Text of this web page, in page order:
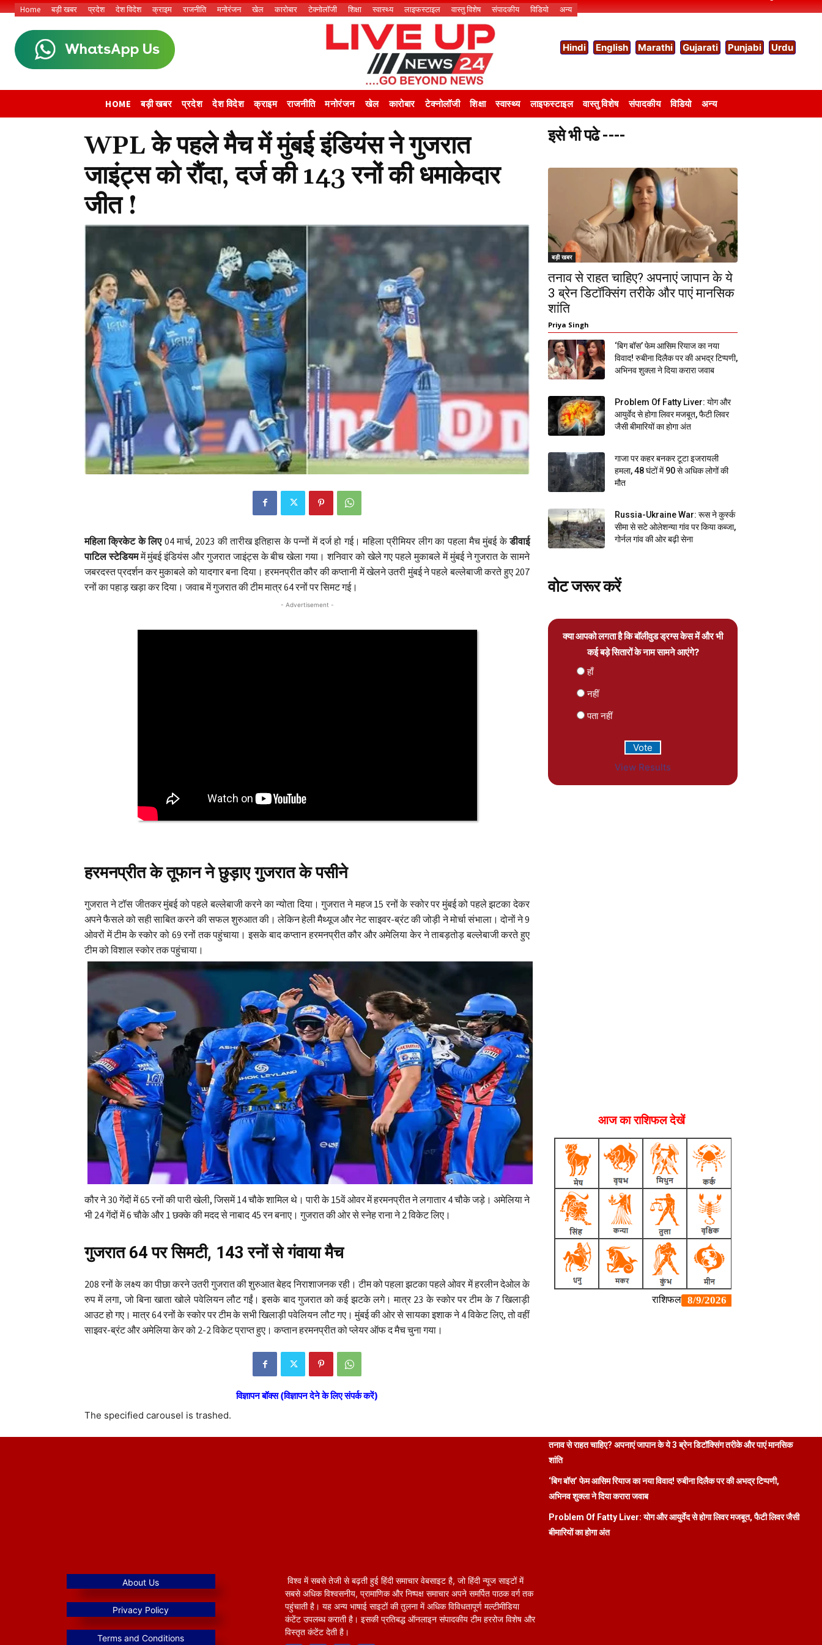
Home बड़ी खबर प्रदेश देश विदेश क्राइम राजनीति मनोरंजन खेल कारोबार टेक्नोलॉजी शिक्षा स्वास्थ्य लाइफस्टाइल वास्तु विशेष संपादकीय विडियो अन्य
Hindi English Marathi Gujarati Punjabi Urdu
HOME बड़ी खबर प्रदेश देश विदेश क्राइम राजनीति मनोरंजन खेल कारोबार टेक्नोलॉजी शिक्षा स्वास्थ्य लाइफस्टाइल वास्तु विशेष संपादकीय विडियो अन्य
WPL के पहले मैच में मुंबई इंडियंस ने गुजरात
जाइंट्स को रौंदा, दर्ज की 143 रनों की धमाकेदार
जीत !
महिला क्रिकेट के लिए04 मार्च, 2023 की तारीख इतिहास के पन्नों में दर्ज हो गई। महिला प्रीमियर लीग का पहला मैच मुंबई केडीवाई
पाटिल स्टेडियममें मुंबई इंडियंस और गुजरात जाइंट्स के बीच खेला गया। शनिवार को खेले गए पहले मुकाबले में मुंबई ने गुजरात के सामने
जबरदस्त प्रदर्शन कर मुकाबले को यादगार बना दिया। हरमनप्रीत कौर की कप्तानी में खेलने उतरी मुंबई ने पहले बल्लेबाजी करते हुए 207
रनों का पहाड़ खड़ा कर दिया। जवाब में गुजरात की टीम मात्र 64 रनों पर सिमट गई।
- Advertisement -
हरमनप्रीत के तूफान ने छुड़ाए गुजरात के पसीने
गुजरात ने टॉस जीतकर मुंबई को पहले बल्लेबाजी करने का न्योता दिया। गुजरात ने महज 15 रनों के स्कोर पर मुंबई को पहले झटका देकर
अपने फैसले को सही साबित करने की सफल शुरुआत की। लेकिन हेली मैथ्यूज और नेट साइवर-ब्रंट की जोड़ी ने मोर्चा संभाला। दोनों ने 9
ओवरों में टीम के स्कोर को 69 रनों तक पहुंचाया। इसके बाद कप्तान हरमनप्रीत कौर और अमेलिया केर ने ताबड़तोड़ बल्लेबाजी करते हुए
टीम को विशाल स्कोर तक पहुंचाया।
कौर ने 30 गेंदों में 65 रनों की पारी खेली, जिसमें 14 चौके शामिल थे। पारी के 15वें ओवर में हरमनप्रीत ने लगातार 4 चौके जड़े। अमेलिया ने
भी 24 गेंदों में 6 चौके और 1 छक्के की मदद से नाबाद 45 रन बनाए। गुजरात की ओर से स्नेह राना ने 2 विकेट लिए।
गुजरात 64 पर सिमटी, 143 रनों से गंवाया मैच
208 रनों के लक्ष्य का पीछा करने उतरी गुजरात की शुरुआत बेहद निराशाजनक रही। टीम को पहला झटका पहले ओवर में हरलीन देओल के
रुप में लगा, जो बिना खाता खोले पवेलियन लौट गईं। इसके बाद गुजरात को कई झटके लगे। मात्र 23 के स्कोर पर टीम के 7 खिलाड़ी
आउट हो गए। मात्र 64 रनों के स्कोर पर टीम के सभी खिलाड़ी पवेलियन लौट गए। मुंबई की ओर से सायका इशाक ने 4 विकेट लिए, तो वहीं
साइवर-ब्रंट और अमेलिया केर को 2-2 विकेट प्राप्त हुए। कप्तान हरमनप्रीत को प्लेयर ऑफ द मैच चुना गया।
विज्ञापन बॉक्स (विज्ञापन देने के लिए संपर्क करें)
The specified carousel is trashed.
इसे भी पढे ----
बड़ी खबर
तनाव से राहत चाहिए? अपनाएं जापान के ये
3 ब्रेन डिटॉक्सिंग तरीके और पाएं मानसिक
शांति
Priya Singh
‘बिग बॉस’ फेम आसिम रियाज का नया
विवाद! रुबीना दिलैक पर की अभद्र टिप्पणी,
अभिनव शुक्ला ने दिया करारा जवाब
Problem Of Fatty Liver: योग और
आयुर्वेद से होगा लिवर मजबूत, फैटी लिवर
जैसी बीमारियों का होगा अंत
गाजा पर कहर बनकर टूटा इजरायली
हमला, 48 घंटों में 90 से अधिक लोगों की
मौत
Russia-Ukraine War: रूस ने कुर्स्क
सीमा से सटे ओलेशन्या गांव पर किया कब्जा,
गोर्नल गांव की ओर बढ़ी सेना
वोट जरूर करें
क्या आपको लगता है कि बॉलीवुड ड्रग्स केस में और भी
कई बड़े सितारों के नाम सामने आएंगे?
हाँ
नहीं
पता नहीं
View Results
आज का राशिफल देखें
तनाव से राहत चाहिए? अपनाएं जापान के ये 3 ब्रेन डिटॉक्सिंग तरीके और पाएं मानसिक
शांति
‘बिग बॉस’ फेम आसिम रियाज का नया विवाद! रुबीना दिलैक पर की अभद्र टिप्पणी,
अभिनव शुक्ला ने दिया करारा जवाब
Problem Of Fatty Liver: योग और आयुर्वेद से होगा लिवर मजबूत, फैटी लिवर जैसी
बीमारियों का होगा अंत
विश्व में सबसे तेजी से बढ़ती हुई हिंदी समाचार वेबसाइट है, जो हिंदी न्यूज साइटों में
सबसे अधिक विश्वसनीय, प्रामाणिक और निष्पक्ष समाचार अपने समर्पित पाठक वर्ग तक
पहुंचाती है। यह अन्य भाषाई साइटों की तुलना में अधिक विविधतापूर्ण मल्टीमीडिया
कंटेंट उपलब्ध कराती है। इसकी प्रतिबद्ध ऑनलाइन संपादकीय टीम हररोज विशेष और
विस्तृत कंटेंट देती है।